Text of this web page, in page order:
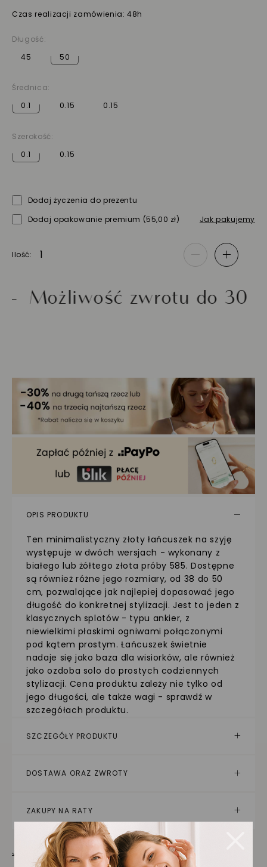
Czas realizacji zamówienia: 48h
Długość:
45
50
Średnica:
0.1
0.15 0.15
Szerokość:
0.1
0.15
Dodaj życzenia do prezentu
Dodaj opakowanie premium (55,00 zł) Jak pakujemy
Ilość - +
zwrotu do 30 dni
OPIS PRODUKTU
Ten minimalistyczny złoty łańcuszek na szyję
występuje w dwóch wersjach - wykonany z
białego lub żółtego złota próby 585. Dostępne
są również różne jego rozmiary, od 38 do 50
cm, pozwalające jak najlepiej dopasować jego
długość do konkretnej stylizacji. Jest to jeden z
klasycznych splotów - typu ankier, z
niewielkimi płaskimi ogniwami połączonymi
pod kątem prostym. Łańcuszek świetnie
nadaje się jako baza dla wisiorków, ale również
jako ozdoba solo do prostych codziennych
stylizacji. Cena produktu zależy nie tylko od
jego długości, ale także wagi - sprawdź w
szczegółach produktu.
SZCZEGÓŁY PRODUKTU
DOSTAWA ORAZ ZWROTY
ZAKUPY NA RATY
Jak dbać o biżuterię